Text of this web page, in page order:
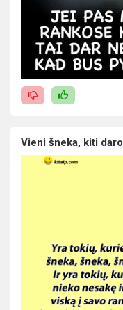
Vieni šneka, kiti daro